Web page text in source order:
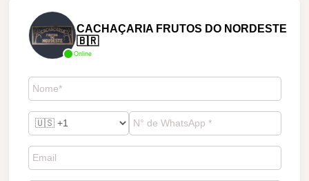
Online
CACHAÇARIA FRUTOS DO NORDESTE
🇧🇷